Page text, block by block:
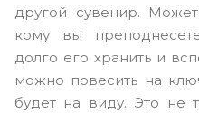
другой сувенир.
кому вы
долго его хранить и
можно повесить на
будет на виду. Это не